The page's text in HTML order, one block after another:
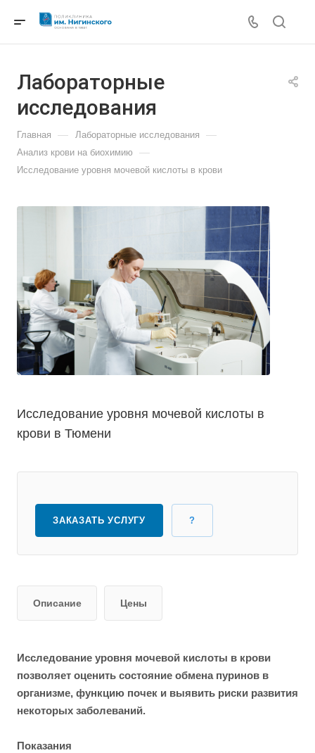
Лабораторные
исследования
Главная — Лабораторные исследования —
Анализ крови на биохимию —
Исследование уровня мочевой кислоты в крови
Исследование уровня мочевой кислоты в
крови в Тюмени
ЗАКАЗАТЬ УСЛУГУ ?
Описание Цены
Исследование уровня мочевой кислоты в крови
позволяет оценить состояние обмена пуринов в
организме, функцию почек и выявить риски развития
некоторых заболеваний.
Показания